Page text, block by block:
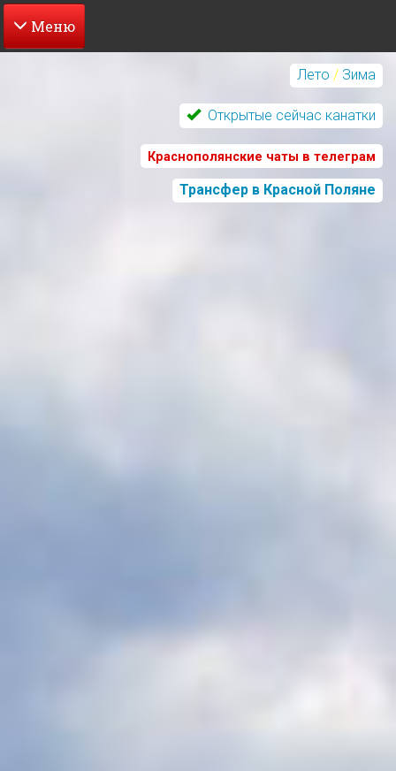
Перейти
Лето / Зима
Открытые сейчас канатки
Краснополянские чаты в телеграм
Трансфер в Красной Поляне